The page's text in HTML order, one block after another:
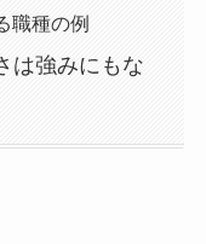
職種の例
は強みにもな